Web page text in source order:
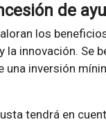
de
los
innovación. Se
una inversión
tendrá en